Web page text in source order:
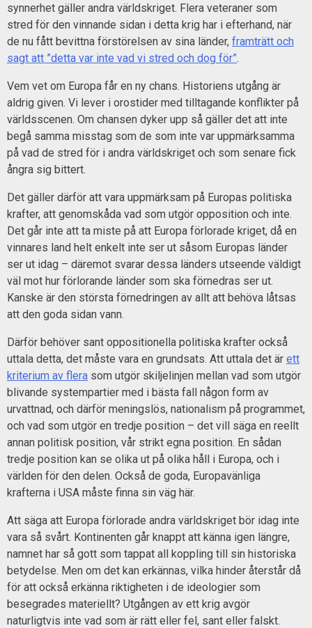
synnerhet gäller andra världskriget. Flera veteraner som
stred för den vinnande sidan i detta krig har i efterhand, när
de nu fått bevittna förstörelsen av sina länder, framträtt och
sagt att ”detta var inte vad vi stred och dog för”.
Vem vet om Europa får en ny chans. Historiens utgång är
aldrig given. Vi lever i orostider med tilltagande konflikter på
världsscenen. Om chansen dyker upp så gäller det att inte
begå samma misstag som de som inte var uppmärksamma
på vad de stred för i andra världskriget och som senare fick
ångra sig bittert.
Det gäller därför att vara uppmärksam på Europas politiska
krafter, att genomskåda vad som utgör opposition och inte.
Det går inte att ta miste på att Europa förlorade kriget, då en
vinnares land helt enkelt inte ser ut såsom Europas länder
ser ut idag – däremot svarar dessa länders utseende väldigt
väl mot hur förlorande länder som ska förnedras ser ut.
Kanske är den största förnedringen av allt att behöva låtsas
att den goda sidan vann.
Därför behöver sant oppositionella politiska krafter också
uttala detta, det måste vara en grundsats. Att uttala det är ett
kriterium av flera som utgör skiljelinjen mellan vad som utgör
blivande systempartier med i bästa fall någon form av
urvattnad, och därför meningslös, nationalism på programmet,
och vad som utgör en tredje position – det vill säga en reellt
annan politisk position, vår strikt egna position. En sådan
tredje position kan se olika ut på olika håll i Europa, och i
världen för den delen. Också de goda, Europavänliga
krafterna i USA måste finna sin väg här.
Att säga att Europa förlorade andra världskriget bör idag inte
vara så svårt. Kontinenten går knappt att känna igen längre,
namnet har så gott som tappat all koppling till sin historiska
betydelse. Men om det kan erkännas, vilka hinder återstår då
för att också erkänna riktigheten i de ideologier som
besegrades materiellt? Utgången av ett krig avgör
naturligtvis inte vad som är rätt eller fel, sant eller falskt.